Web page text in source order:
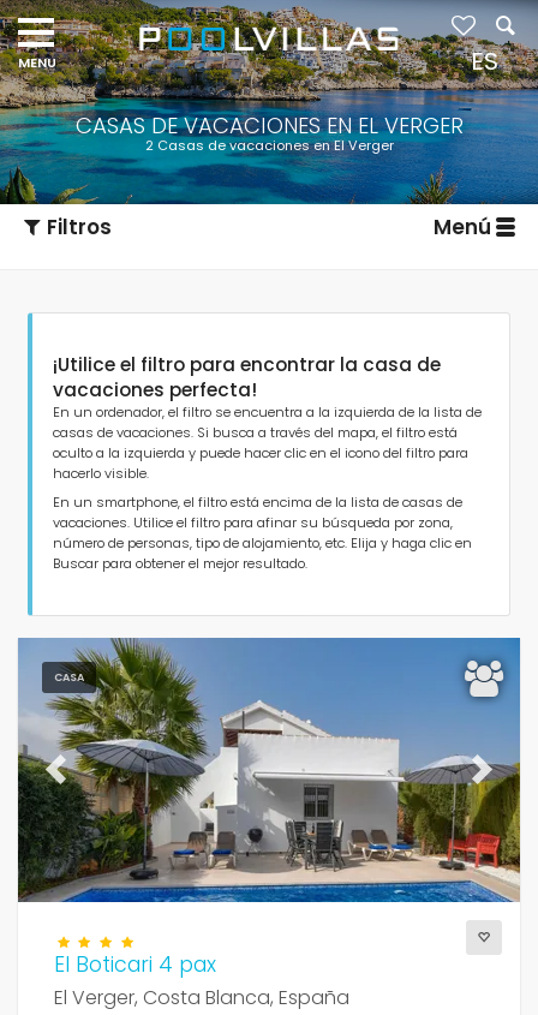
CASAS DE VACACIONES EN EL VERGER
2 Casas de vacaciones en El Verger
Filtros Menú
Tipo de alojamiento
Personas
Dormitorios
Cuartos de baño
Servicios populares
Condiciones
¡Utilice el filtro para encontrar la casa de
vacaciones perfecta!
En un ordenador, el filtro se encuentra a la izquierda de la lista de
casas de vacaciones. Si busca a través del mapa, el filtro está
oculto a la izquierda y puede hacer clic en el icono del filtro para
hacerlo visible.
En un smartphone, el filtro está encima de la lista de casas de
vacaciones. Utilice el filtro para afinar su búsqueda por zona,
número de personas, tipo de alojamiento, etc. Elija y haga clic en
Buscar para obtener el mejor resultado.
CASA
Previous Next
El Boticari 4 pax
El Verger, Costa Blanca, España
ES